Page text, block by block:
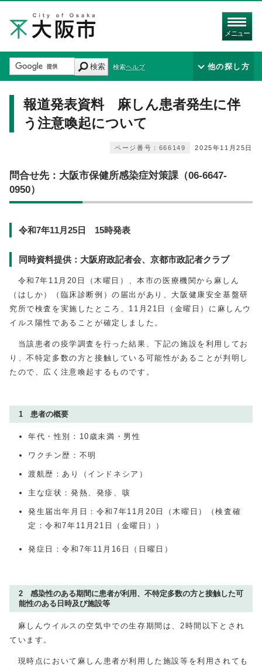
メニュー
検索 検索ヘルプ 他の探し方
報道発表資料 麻しん患者発生に伴
う注意喚起について
2025年11月25日
ページ番号：666149
問合せ先：大阪市保健所感染症対策課（06-6647-
0950）
令和7年11月25日 15時発表
同時資料提供：大阪府政記者会、京都市政記者クラブ
令和7年11月20日（木曜日）、本市の医療機関から麻しん
（はしか）（臨床診断例）の届出があり、大阪健康安全基盤研
究所で検査を実施したところ、11月21日（金曜日）に麻しんウ
イルス陽性であることが確定しました。
当該患者の疫学調査を行った結果、下記の施設を利用してお
り、不特定多数の方と接触している可能性があることが判明し
たので、広く注意喚起するものです。
1 患者の概要
年代・性別：10歳未満・男性
ワクチン歴：不明
渡航歴：あり（インドネシア）
主な症状：発熱、発疹、咳
発生届出年月日：令和7年11月20日（木曜日）（検査確
定：令和7年11月21日（金曜日））
発症日：令和7年11月16日（日曜日）
2 感染性のある期間に患者が利用、不特定多数の方と接触した可
能性のある日時及び施設等
麻しんウイルスの空気中での生存期間は、2時間以下とされ
ています。
現時点において麻しん患者が利用した施設等を利用されても